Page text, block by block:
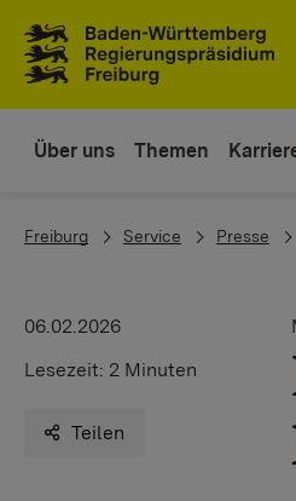
Über uns Themen
You are here:
Freiburg Service Presse
06.02.2026
Lesezeit: 2 Minuten
Teilen